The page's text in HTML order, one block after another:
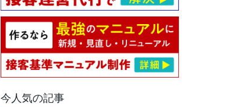
今人気の記事